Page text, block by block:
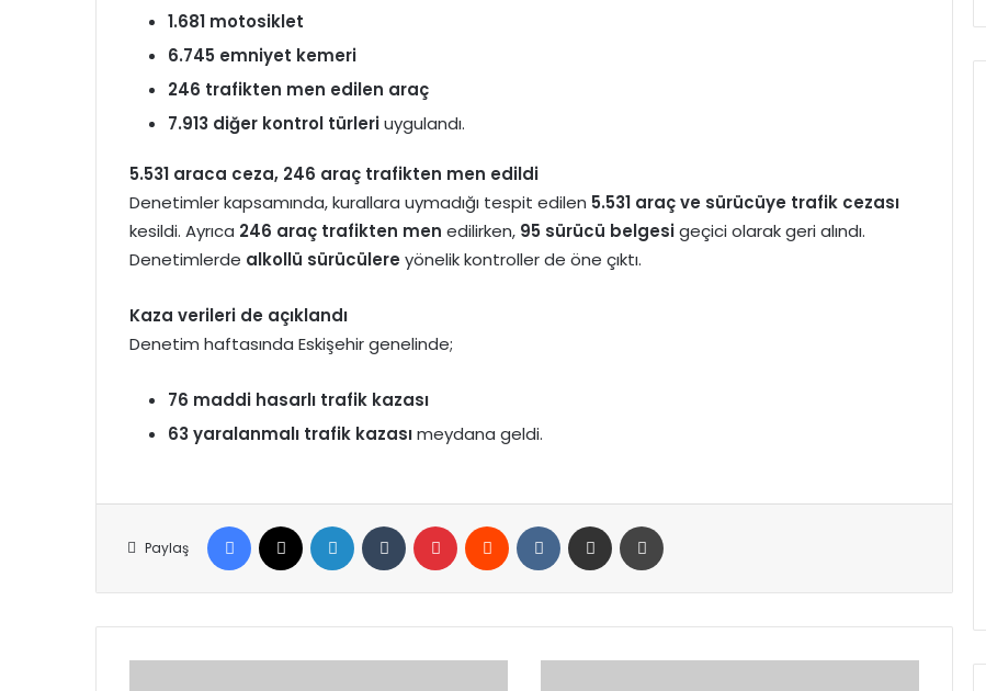
1.681 motosiklet
6.745 emniyet kemeri
246 trafikten men edilen araç
7.913 diğer kontrol türleriuygulandı.
5.531 araca ceza, 246 araç trafikten men edildi
Denetimler kapsamında, kurallara uymadığı tespit edilen 5.531 araç ve sürücüye trafik cezası
kesildi. Ayrıca 246 araç trafikten men edilirken, 95 sürücü belgesigeçici olarak geri alındı.
Denetimlerde alkollü sürücülereyönelik kontroller de öne çıktı.
Kaza verileri de açıklandı
Denetim haftasında Eskişehir genelinde;
76 maddi hasarlı trafik kazası
63 yaralanmalı trafik kazasımeydana geldi.
Paylaş
Facebook LinkedIn Tumblr Pinterest Reddit VKontakteE-Posta ile paylaş